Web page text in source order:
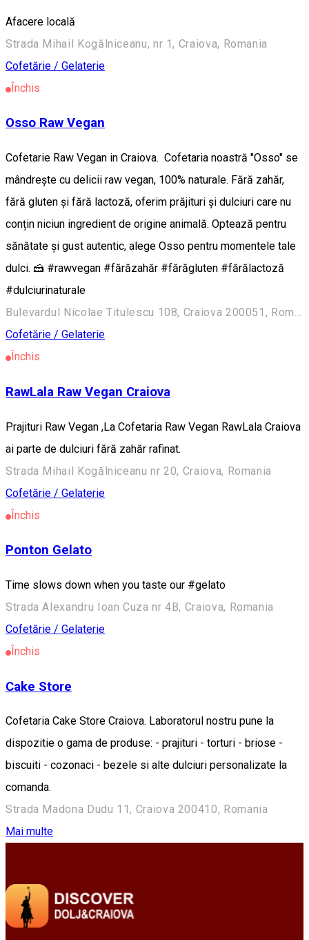
Afacere locală
Strada Mihail Kogălniceanu, nr 1, Craiova, Romania
Cofetărie / Gelaterie
Închis
Osso Raw Vegan
Cofetarie Raw Vegan in Craiova. Cofetaria noastră "Osso" se
mândrește cu delicii raw vegan, 100% naturale. Fără zahăr,
fără gluten și fără lactoză, oferim prăjituri și dulciuri care nu
conțin niciun ingredient de origine animală. Optează pentru
sănătate și gust autentic, alege Osso pentru momentele tale
dulci. 🍰 #rawvegan #fărăzahăr #fărăgluten #fărălactoză
#dulciurinaturale
Bulevardul Nicolae Titulescu 108, Craiova 200051, România
Cofetărie / Gelaterie
Închis
RawLala Raw Vegan Craiova
Prajituri Raw Vegan ,La Cofetaria Raw Vegan RawLala Craiova
ai parte de dulciuri fără zahăr rafinat.
Strada Mihail Kogălniceanu nr 20, Craiova, Romania
Cofetărie / Gelaterie
Închis
Ponton Gelato
Time slows down when you taste our #gelato
Strada Alexandru Ioan Cuza nr 4B, Craiova, Romania
Cofetărie / Gelaterie
Închis
Cake Store
Cofetaria Cake Store Craiova. Laboratorul nostru pune la
dispozitie o gama de produse: - prajituri - torturi - briose -
biscuiti - cozonaci - bezele si alte dulciuri personalizate la
comanda.
Strada Madona Dudu 11, Craiova 200410, Romania
Mai multe